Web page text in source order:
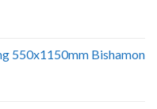
550x1150mm Bishamon